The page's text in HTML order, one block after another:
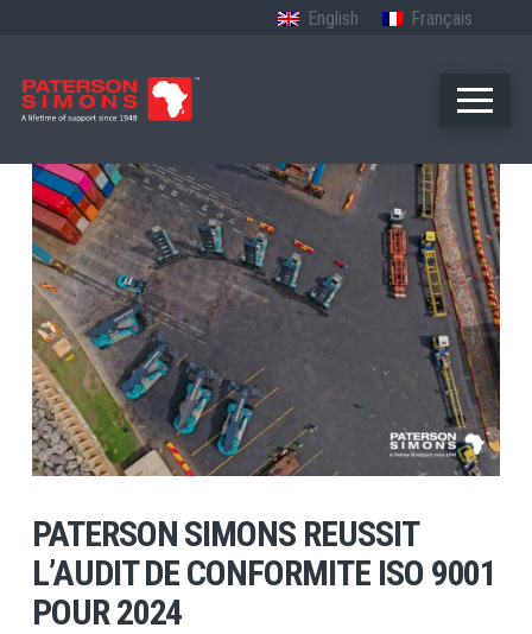
English Français
PATERSON SIMONS REUSSIT
L’AUDIT DE CONFORMITE ISO 9001
POUR 2024